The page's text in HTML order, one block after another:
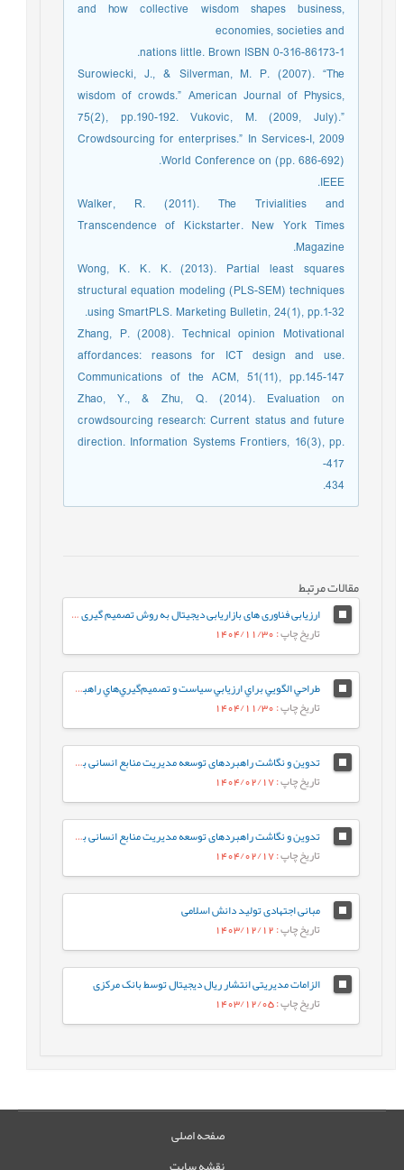
and how collective wisdom shapes business,
economies, societies and
nations little. Brown ISBN 0-316-86173-1.
Surowiecki, J., & Silverman, M. P. (2007). “The
wisdom of crowds.” American Journal of Physics,
75(2), pp.190-192. Vukovic, M. (2009, July).”
Crowdsourcing for enterprises.” In Services-I, 2009
World Conference on (pp. 686-692).
IEEE.
Walker, R. (2011). The Trivialities and
Transcendence of Kickstarter. New York Times
Magazine.
Wong, K. K. K. (2013). Partial least squares
structural equation modeling (PLS-SEM) techniques
using SmartPLS. Marketing Bulletin, 24(1), pp.1-32.
Zhang, P. (2008). Technical opinion Motivational
affordances: reasons for ICT design and use.
Communications of the ACM, 51(11), pp.145-147
Zhao, Y., & Zhu, Q. (2014). Evaluation on
crowdsourcing research: Current status and future
direction. Information Systems Frontiers, 16(3), pp.
417-
434.
مقالات مرتبط
ارزیابی فناوری های بازاریابی دیجیتال به روش تصمیم گیری چند معیاره فازی (مورد مطالعه شرکت گوشتی کاله)
تاریخ چاپ: 1404/11/30
طراحي الگويي براي ارزيابي سياست و تصميم‌گيري‌هاي راهبردي در دانشگاه‌هاي ايران
تاریخ چاپ: 1404/11/30
تدوین و نگاشت راهبردهای توسعه مدیریت منابع انسانی بر اساس فناوری هوش مصنوعی در سازمان امور مالیاتی کشور
تاریخ چاپ: 1404/02/17
تدوین و نگاشت راهبردهای توسعه مدیریت منابع انسانی بر اساس فناوری هوش مصنوعی در سازمان امور مالیاتی کشور
تاریخ چاپ: 1404/02/17
مبانی اجتهادی تولید دانش اسلامی
تاریخ چاپ: 1403/12/12
الزامات مدیریتی انتشار ریال دیجیتال توسط بانک مرکزی
تاریخ چاپ: 1403/12/05
صفحه اصلی